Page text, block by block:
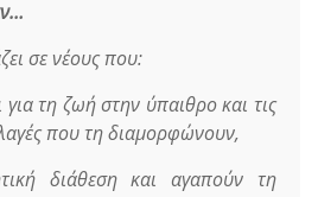
σε νέους που:
για τη ζωή στην ύπαιθρο και τις
που τη διαμορφώνουν,
διάθεση και αγαπούν τη